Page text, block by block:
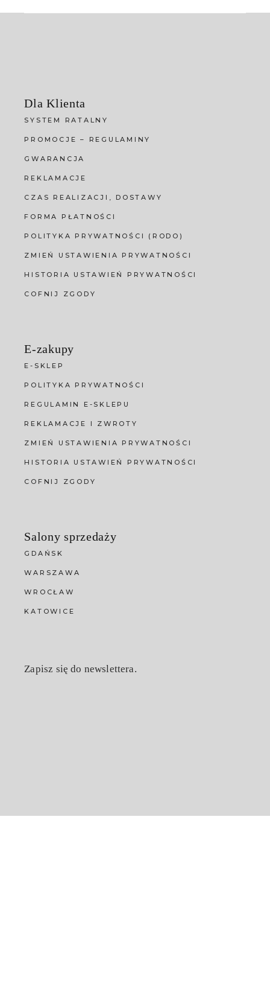
Dla Klienta
SYSTEM RATALNY
PROMOCJE – REGULAMINY
GWARANCJA
REKLAMACJE
CZAS REALIZACJI, DOSTAWY
FORMA PŁATNOŚCI
POLITYKA PRYWATNOŚCI (RODO)
ZMIEŃ USTAWIENIA PRYWATNOŚCI
HISTORIA USTAWIEŃ PRYWATNOŚCI
COFNIJ ZGODY
E-zakupy
E-SKLEP
POLITYKA PRYWATNOŚCI
REGULAMIN E-SKLEPU
REKLAMACJE I ZWROTY
ZMIEŃ USTAWIENIA PRYWATNOŚCI
HISTORIA USTAWIEŃ PRYWATNOŚCI
COFNIJ ZGODY
Salony sprzedaży
GDAŃSK
WARSZAWA
WROCŁAW
KATOWICE
Zapisz się do newslettera.